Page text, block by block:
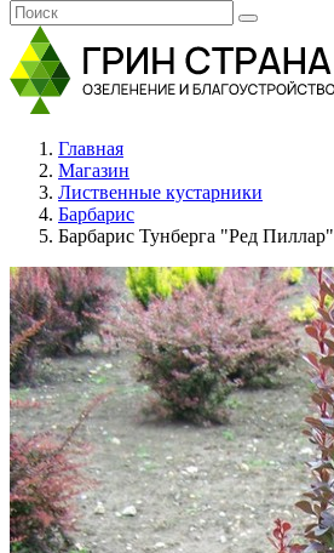
Главная
Магазин
Лиственные кустарники
Барбарис
Барбарис Тунберга "Ред Пиллар"